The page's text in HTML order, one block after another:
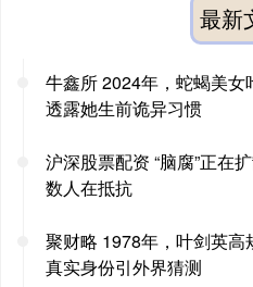
最新
牛鑫所 2024年，蛇蝎美
透露她生前诡异习惯
沪深股票配资 “脑腐”正在
数人在抵抗
聚财略 1978年，叶剑英
真实身份引外界猜测